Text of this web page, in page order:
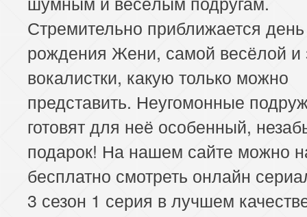
Стремительно приближается день
рождения Жени, самой весёлой и
вокалистки, какую только можно
представить. Неугомонные
готовят для неё особенный,
подарок! На нашем сайте можно
бесплатно смотреть онлайн
3 сезон 1 серия в лучшем